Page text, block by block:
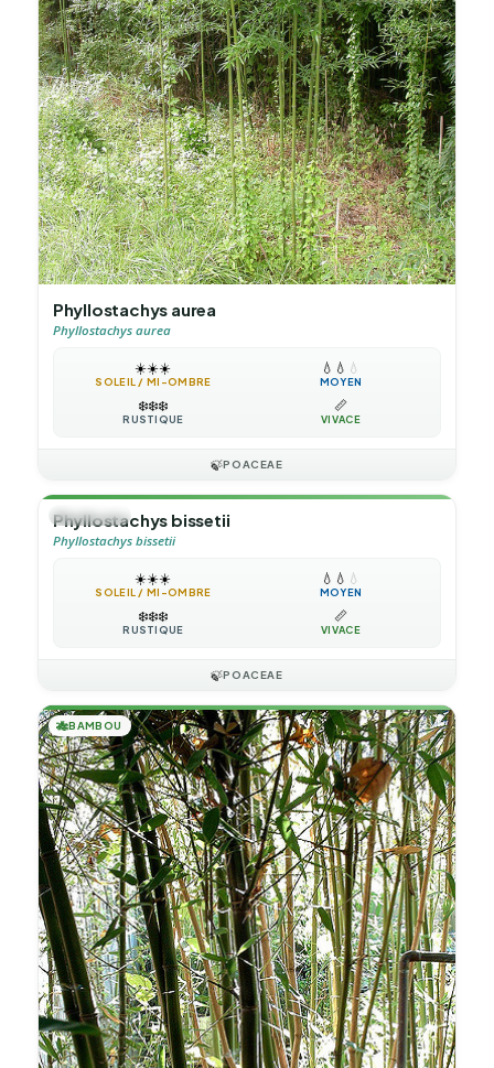
Phyllostachys aurea
Phyllostachys aurea
☀️☀️☀️
SOLEIL / MI-OMBRE
💧 💧 💧
MOYEN
❄️❄️❄️
RUSTIQUE
📏
VIVACE
🍃POACEAE
🎋BAMBOU
Phyllostachys bissetii
Phyllostachys bissetii
☀️☀️☀️
SOLEIL / MI-OMBRE
💧 💧 💧
MOYEN
❄️❄️❄️
RUSTIQUE
📏
VIVACE
🍃POACEAE
🎋BAMBOU